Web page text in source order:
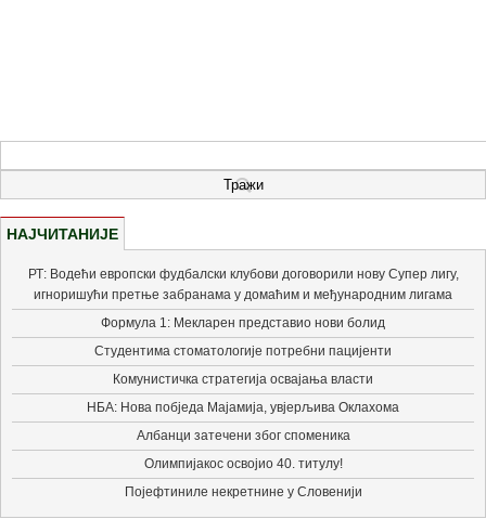
НАЈЧИТАНИЈЕ
РТ: Водећи европски фудбалски клубови договорили нову Супер лигу,
игноришући претње забранама у домаћим и међународним лигама
Формула 1: Мекларен представио нови болид
Студентима стоматологије потребни пацијенти
Комунистичка стратегија освајања власти
НБА: Нова побједа Мајамија, увјерљива Оклахома
Албанци затечени због споменика
Олимпијакос освојио 40. титулу!
Појефтиниле некретнине у Словенији